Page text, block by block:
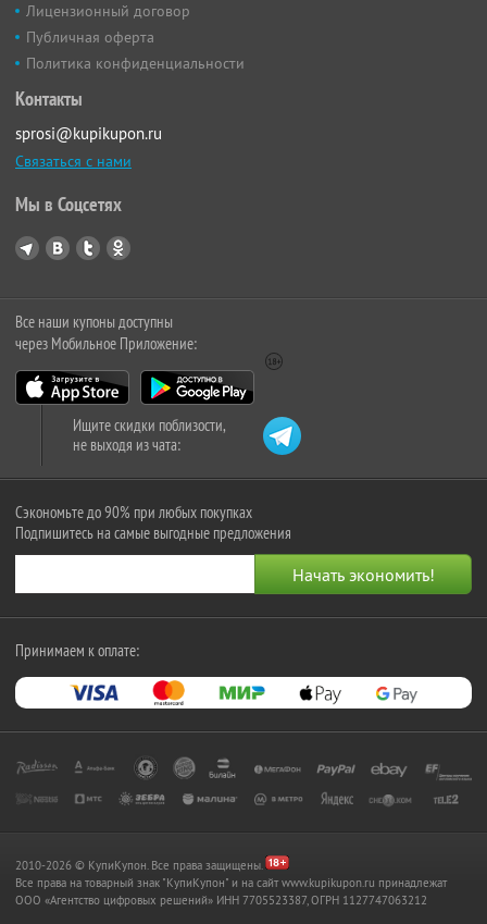
Лицензионный договор
Публичная оферта
Политика конфиденциальности
Контакты
sprosi@kupikupon.ru
Связаться с нами
Мы в Соцсетях
Все наши купоны доступны
через Мобильное Приложение:
Ищите скидки поблизости,
не выходя из чата:
Сэкономьте до 90% при любых покупках
Подпишитесь на самые выгодные предложения
Принимаем к оплате:
2010-2026 © КупиКупон. Все права защищены.
Все права на товарный знак "КупиКупон" и на сайт www.kupikupon.ru принадлежат
OOO «Агентство цифровых решений» ИНН 7705523387, ОГРН 1127747063212